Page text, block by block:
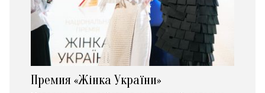
Премия «Жінка України»